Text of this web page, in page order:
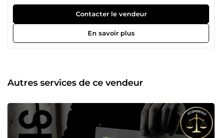
de mettre au service des autres mon expérience pour leur
assurer une réussite et un travail professionnel. De par
mon activité, j'ai du assimiler une parfaite maîtrise des
outils informatiques et du web de façon générale. Par
ailleurs, en parallèle de mon activité, j'ai eu l'occasion de
politique de confidentialité, n'attendez plus pour vous
mettre en règle.
Contacter le vendeur
En savoir plus
Autres services de ce vendeur